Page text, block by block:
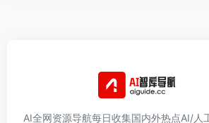
AI全网资源导航每日收集国内外热点AI/人